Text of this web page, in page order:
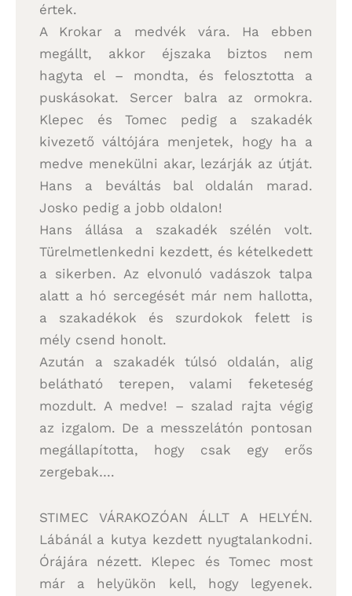
értek.
A Krokar a medvék vára. Ha ebben
megállt, akkor éjszaka biztos nem
hagyta el – mondta, és felosztotta a
puskásokat. Sercer balra az ormokra.
Klepec és Tomec pedig a szakadék
kivezető váltójára menjetek, hogy ha a
medve menekülni akar, lezárják az útját.
Hans a beváltás bal oldalán marad.
Josko pedig a jobb oldalon!
Hans állása a szakadék szélén volt.
Türelmetlenkedni kezdett, és kételkedett
a sikerben. Az elvonuló vadászok talpa
alatt a hó sercegését már nem hallotta,
a szakadékok és szurdokok felett is
mély csend honolt.
Azután a szakadék túlsó oldalán, alig
belátható terepen, valami feketeség
mozdult. A medve! – szalad rajta végig
az izgalom. De a messzelátón pontosan
megállapította, hogy csak egy erős
zergebak….
STIMEC VÁRAKOZÓAN ÁLLT A HELYÉN.
Lábánál a kutya kezdett nyugtalankodni.
Órájára nézett. Klepec és Tomec most
már a helyükön kell, hogy legyenek.